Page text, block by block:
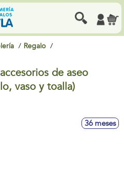
Regalo
de aseo
vaso y toalla)
36 meses